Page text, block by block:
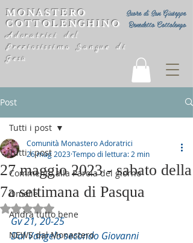
Suore di San Giuseppe
Benedetto Cottolengo
MONASTERO
COTTOLENGHINO
Adoratrici del
Preziosissimo Sangue di
Gesù
Post
Tutti i post
Commento alla Parola del giorno
Omelie
Andrà tutto bene
NEWS dal Monastero
Tutti i post
27 maggio 2023 - sabato della
7a settimana di Pasqua
Comunità Monastero Adoratrici
26 mag 2023Tempo di lettura: 2 min
Valutazione NaN stelle su 5.
Gv 21, 20-25
Dal Vangelo secondo Giovanni